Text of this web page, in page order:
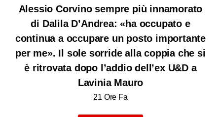
Alessio Corvino sempre più innamorato
di Dalila D’Andrea: «ha occupato e
continua a occupare un posto importante
per me». Il sole sorride alla coppia che si
è ritrovata dopo l’addio dell’ex U&D a
Lavinia Mauro
21 Ore Fa